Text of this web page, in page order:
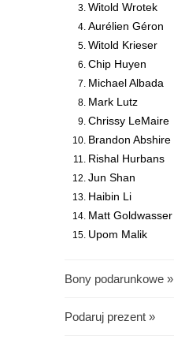
Witold Wrotek
Aurélien Géron
Witold Krieser
Chip Huyen
Michael Albada
Mark Lutz
Chrissy LeMaire
Brandon Abshire
Rishal Hurbans
Jun Shan
Haibin Li
Matt Goldwasser
Upom Malik
Bony podarunkowe »
Podaruj prezent »